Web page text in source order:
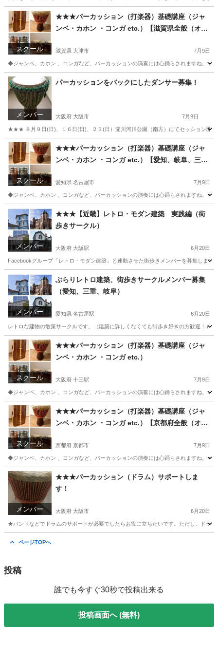
大阪 大阪駅 バンドメンバー ジャズフェス
スクール
★★★パーカッション（打楽器）基礎講座（ジャ
ンベ・カホン ・コンガ etc.）【滋賀県全般（オン
滋賀県 大津市 7月9日
◆ジャンベ、カホン 、コンガなど、パーカッションの演奏には心踊らされますね。 ◆
滋賀 大津市 その他 パーカッション
メンバー
パーカッションをバックにしたダンサー募集！
大阪府 大阪市 7月9日
★★★ ８月９日(日)、１６日(日)、２３(日）淀川河川公園（南方）にてセッション開
大阪 大阪市 ダンサー パーカッション
スクール
★★★パーカッション（打楽器）基礎講座（ジャ
ンベ・カホン ・コンガ etc.）【愛知、岐阜、三重
愛知県 名古屋市 7月9日
◆ジャンベ、カホン 、コンガなど、パーカッションの演奏には心踊らされますね。 ◆
愛知 名古屋市 その他 パーカッション
メンバー
★★★【近畿】レトロ・モダン建築 実践編（街
歩きサークル）
大阪府 大阪駅 6月20日
Facebookグループ「レトロ・モダン建築」と連動させた街歩きメンバーを募集しま
大阪 大阪市 大阪駅 その他 レトロ
メンバー
ぶらりレトロ建築、街歩きサークルメンバー募集
（愛知、三重、岐阜）
愛知県 名古屋駅 6月20日
レトロな建物の散策サークルです。（建築に詳しくなくても街歩き好きの方歓迎！）
愛知 名古屋市 名古屋駅 レトロ
スクール
★★★パーカッション（打楽器）基礎講座（ジャ
ンベ・カホン ・コンガ etc.）
大阪府 十三駅 7月9日
◆ジャンベ、カホン 、コンガなど、パーカッションの演奏には心踊らされますね。
大阪 大阪市 十三駅 その他
スクール
★★★パーカッション（打楽器）基礎講座（ジャ
ンベ・カホン ・コンガ etc.）【京都府全般（オン
京都府 京都市 7月9日
◆ジャンベ、カホン 、コンガなど、パーカッションの演奏には心踊らされますね。 ◆
京都 京都市 その他 パーカッション
メンバー
★★★パーカッション（ドラム）サポートしま
す！
大阪府 大阪市 6月20日
★バンドなどでドラムのサポートが必要でしたらお役に立ちたいです。ただし、ドラ
ページTOPへ
投稿
誰でも今すぐ30秒で投稿出来る
投稿画面へ (無料)